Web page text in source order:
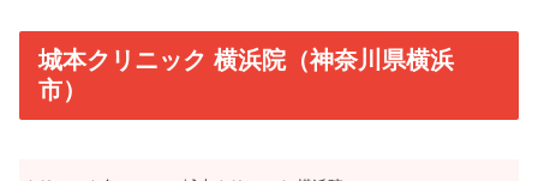
城本クリニック 横浜院（神奈川県横浜
市）